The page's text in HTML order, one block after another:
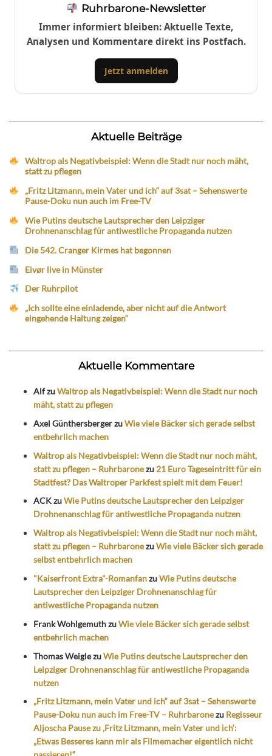
Ruhrbarone-Newsletter
Immer informiert bleiben: Aktuelle Texte,
Analysen und Kommentare direkt ins Postfach.
Jetzt anmelden
Aktuelle Beiträge
Waltrop als Negativbeispiel: Wenn die Stadt nur noch mäht,
statt zu pflegen
„Fritz Litzmann, mein Vater und ich“ auf 3sat – Sehenswerte
Pause-Doku nun auch im Free-TV
Wie Putins deutsche Lautsprecher den Leipziger
Drohnenanschlag für antiwestliche Propaganda nutzen
Die 542. Cranger Kirmes hat begonnen
Eivør live in Münster
Der Ruhrpilot
„Ich sollte eine einladende, aber nicht auf die Antwort
eingehende Haltung zeigen“
Aktuelle Kommentare
AlfzuWaltrop als Negativbeispiel: Wenn die Stadt nur noch
mäht, statt zu pflegen
Axel GünthersbergerzuWie viele Bäcker sich gerade selbst
entbehrlich machen
Waltrop als Negativbeispiel: Wenn die Stadt nur noch mäht,
statt zu pflegen – Ruhrbaronezu 21 Euro Tageseintritt für ein
Stadtfest? Das Waltroper Parkfest spielt mit dem Feuer!
ACKzuWie Putins deutsche Lautsprecher den Leipziger
Drohnenanschlag für antiwestliche Propaganda nutzen
Waltrop als Negativbeispiel: Wenn die Stadt nur noch mäht,
statt zu pflegen – RuhrbaronezuWie viele Bäcker sich gerade
selbst entbehrlich machen
"Kaiserfront Extra"-RomanfanzuWie Putins deutsche
Lautsprecher den Leipziger Drohnenanschlag für
antiwestliche Propaganda nutzen
Frank WohlgemuthzuWie viele Bäcker sich gerade selbst
entbehrlich machen
Thomas WeiglezuWie Putins deutsche Lautsprecher den
Leipziger Drohnenanschlag für antiwestliche Propaganda
nutzen
„Fritz Litzmann, mein Vater und ich“ auf 3sat – Sehenswerte
Pause-Doku nun auch im Free-TV – Ruhrbaronezu Regisseur
Aljoscha Pause zu ‚Fritz Litzmann, mein Vater und ich‘:
„Etwas Besseres kann mir als Filmemacher eigentlich nicht